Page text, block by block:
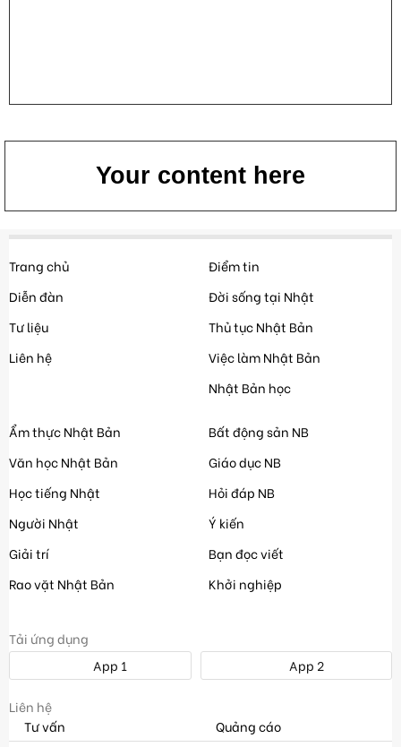
Your content here
Trang chủ
Diễn đàn
Tư liệu
Liên hệ
Điểm tin
Đời sống tại Nhật
Thủ tục Nhật Bản
Việc làm Nhật Bản
Nhật Bản học
Ẩm thực Nhật Bản
Văn học Nhật Bản
Học tiếng Nhật
Người Nhật
Giải trí
Rao vặt Nhật Bản
Bất động sản NB
Giáo dục NB
Hỏi đáp NB
Ý kiến
Bạn đọc viết
Khởi nghiệp
Tải ứng dụng
App 1
App 2
Liên hệ
Tư vấn
Quảng cáo